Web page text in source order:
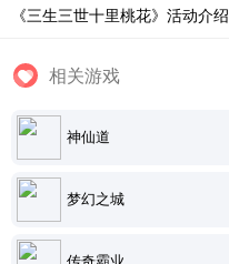
《三生三世十里桃花》活动介绍
相关游戏
神仙道
梦幻之城